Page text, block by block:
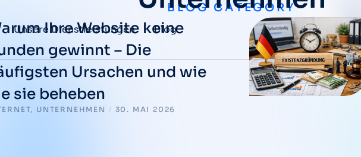
Unsere Dienstleistungen Blog
BLOG CATEGORY
Ihre Website keine
gewinnt – Die
Ursachen und wie
sie beheben
, UNTERNEHMEN / 30. MAI 2026